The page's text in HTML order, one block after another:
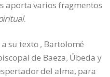
aporta varios fragmentos
su texto , Bartolomé
de Baeza, Úbeda y
del alma, para